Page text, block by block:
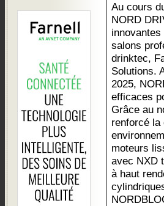
Au cours
NORD
salons
drinktec,
Solutions.
2025,
efficaces
Grâce au
renforcé la
moteurs
avec NXD
à haut